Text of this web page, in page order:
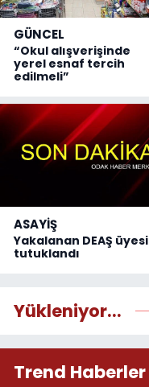
GÜNCEL
“Okul alışverişinde
yerel esnaf tercih
edilmeli”
ASAYİŞ
Yakalanan DEAŞ üyesi
tutuklandı
Yükleniyor...
Trend Haberler